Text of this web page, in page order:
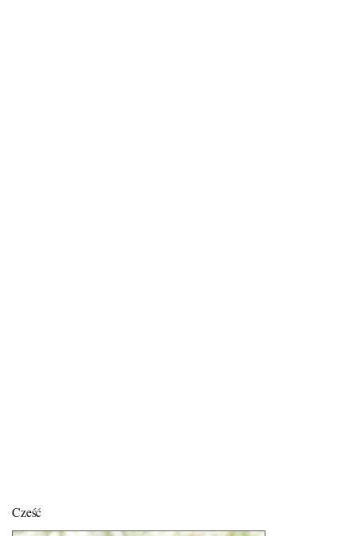
Cześć